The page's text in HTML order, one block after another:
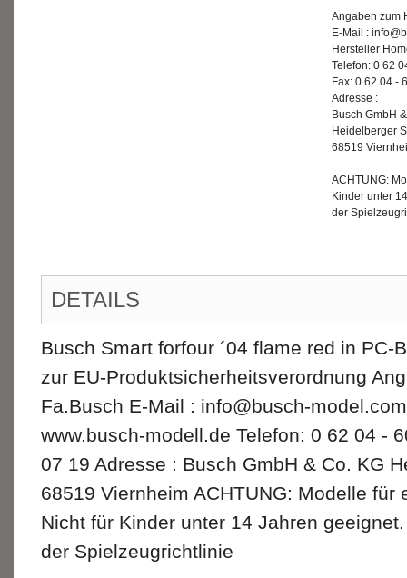
Angaben zum
E-Mail :
Hersteller
Telefon: 0 62
Fax: 0 62 04 -
Adresse :
Busch GmbH
Heidelberger
68519
ACHTUNG:
Kinder unter
der
DETAILS
Busch Smart forfour ´04 flame red in PC-
zur EU-Produktsicherheitsverordnung
Fa.Busch E-Mail : info@busch-
www.busch-modell.de Telefon: 0 62 04 -
07 19 Adresse : Busch GmbH & Co. KG
68519 Viernheim ACHTUNG: Modelle für
Nicht für Kinder unter 14 Jahren
der Spielzeugrichtlinie